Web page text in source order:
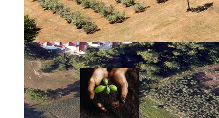
MITOMED+
WINTERMED
CASTWATER
INHERIT
CONSUMLESS PLUS
IstraOILFest
ARHIVA PROJEKATA
IstraECOinclusive
Izdavačka djelatnost
Izbor u znanstvena zvanja
Dokumenti